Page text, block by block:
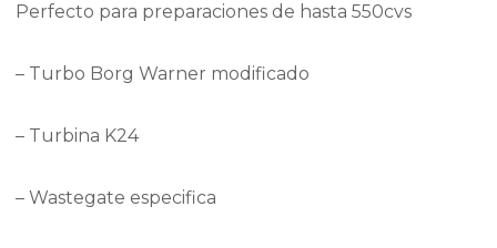
Perfecto para preparaciones de hasta 550cvs
– Turbo Borg Warner modificado
– Turbina K24
– Wastegate especifica